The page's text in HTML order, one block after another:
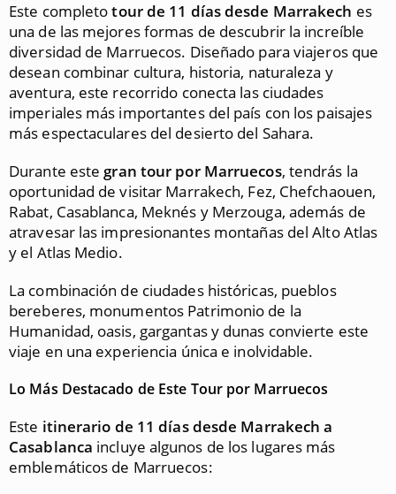
Este completotour de 11 días desde Marrakech es
una de las mejores formas de descubrir la increíble
diversidad de Marruecos. Diseñado para viajeros que
desean combinar cultura, historia, naturaleza y
aventura, este recorrido conecta las ciudades
imperiales más importantes del país con los paisajes
más espectaculares del desierto del Sahara.
Durante este gran tour por Marruecos, tendrás la
oportunidad de visitar Marrakech, Fez, Chefchaouen,
Rabat, Casablanca, Meknés y Merzouga, además de
atravesar las impresionantes montañas del Alto Atlas
y el Atlas Medio.
La combinación de ciudades históricas, pueblos
bereberes, monumentos Patrimonio de la
Humanidad, oasis, gargantas y dunas convierte este
viaje en una experiencia única e inolvidable.
Lo Más Destacado de Este Tour por Marruecos
Este itinerario de 11 días desde Marrakech a
Casablanca incluye algunos de los lugares más
emblemáticos de Marruecos: